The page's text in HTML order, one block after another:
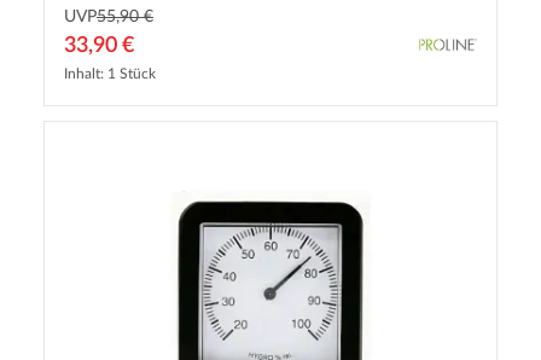
UVP55,90 €
33,90 €
Inhalt: 1 Stück